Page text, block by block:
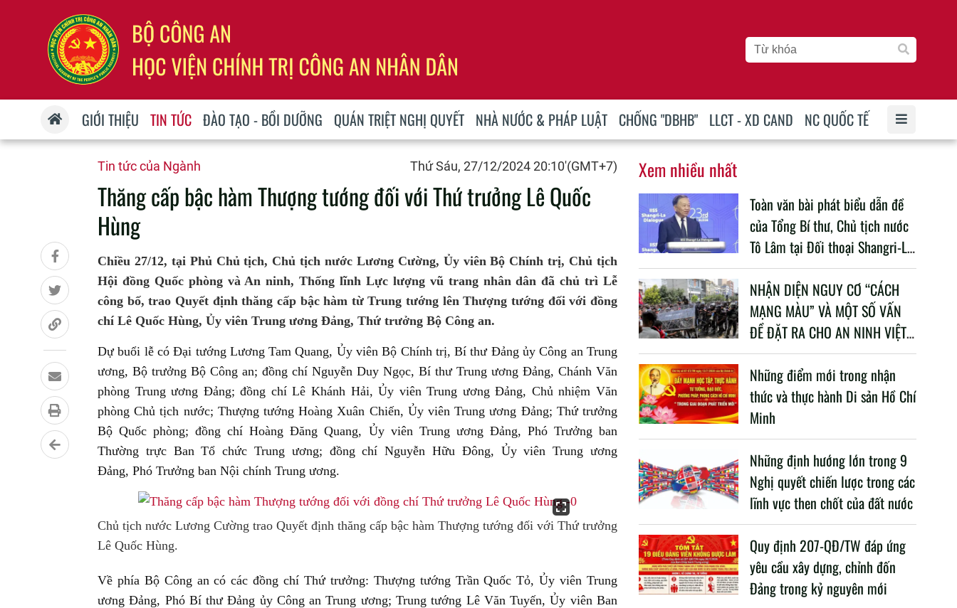
GIỚI THIỆU TIN TỨC ĐÀO TẠO - BỒI DƯỠNG QUÁN TRIỆT NGHỊ QUYẾT NHÀ NƯỚC & PHÁP LUẬT CHỐNG "DBHB" LLCT - XD CAND NC QUỐC TẾ
Tin tức của Ngành Thứ Sáu, 27/12/2024 20:10'(GMT+7)
Thăng cấp bậc hàm Thượng tướng đối với Thứ trưởng Lê Quốc
Hùng
Chiều 27/12, tại Phủ Chủ tịch, Chủ tịch nước Lương Cường, Ủy viên Bộ Chính trị, Chủ tịch
Hội đồng Quốc phòng và An ninh, Thống lĩnh Lực lượng vũ trang nhân dân đã chủ trì Lễ
công bố, trao Quyết định thăng cấp bậc hàm từ Trung tướng lên Thượng tướng đối với đồng
chí Lê Quốc Hùng, Ủy viên Trung ương Đảng, Thứ trưởng Bộ Công an.
Dự buổi lễ có Đại tướng Lương Tam Quang, Ủy viên Bộ Chính trị, Bí thư Đảng ủy Công an Trung
ương, Bộ trưởng Bộ Công an; đồng chí Nguyễn Duy Ngọc, Bí thư Trung ương Đảng, Chánh Văn
phòng Trung ương Đảng; đồng chí Lê Khánh Hải, Ủy viên Trung ương Đảng, Chủ nhiệm Văn
phòng Chủ tịch nước; Thượng tướng Hoàng Xuân Chiến, Ủy viên Trung ương Đảng; Thứ trưởng
Bộ Quốc phòng; đồng chí Hoàng Đăng Quang, Ủy viên Trung ương Đảng, Phó Trưởng ban
Thường trực Ban Tổ chức Trung ương; đồng chí Nguyễn Hữu Đông, Ủy viên Trung ương
Đảng, Phó Trưởng ban Nội chính Trung ương.
Chủ tịch nước Lương Cường trao Quyết định thăng cấp bậc hàm Thượng tướng đối với Thứ trưởng
Lê Quốc Hùng.
Về phía Bộ Công an có các đồng chí Thứ trưởng: Thượng tướng Trần Quốc Tỏ, Ủy viên Trung
ương Đảng, Phó Bí thư Đảng ủy Công an Trung ương; Trung tướng Lê Văn Tuyến, Ủy viên Ban
Xem nhiều nhất
Toàn văn bài phát biểu dẫn đề
của Tổng Bí thư, Chủ tịch nước
Tô Lâm tại Đối thoại Shangri-La
lần thứ 23
NHẬN DIỆN NGUY CƠ “CÁCH
MẠNG MÀU” VÀ MỘT SỐ VẤN
ĐỀ ĐẶT RA CHO AN NINH VIỆT
NAM TRONG BỐI CẢNH HIỆN
NAY
Những điểm mới trong nhận
thức và thực hành Di sản Hồ Chí
Minh
Những định hướng lớn trong 9
Nghị quyết chiến lược trong các
lĩnh vực then chốt của đất nước
Quy định 207-QĐ/TW đáp ứng
yêu cầu xây dựng, chỉnh đốn
Đảng trong kỷ nguyên mới